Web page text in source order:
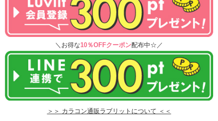
＼お得な10％OFFクーポン配布中☆／
＞＞ カラコン通販ラブリットについて ＜＜